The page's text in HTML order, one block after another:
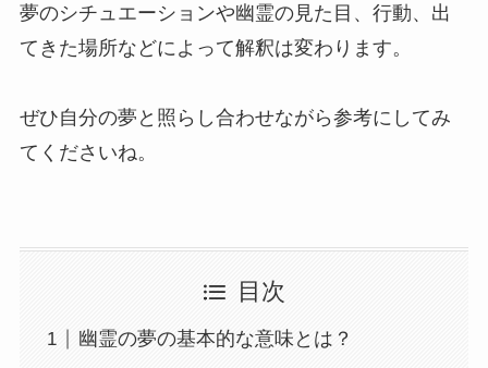
夢のシチュエーションや幽霊の見た目、行動、出
てきた場所などによって解釈は変わります。
ぜひ自分の夢と照らし合わせながら参考にしてみ
てくださいね。
目次
幽霊の夢の基本的な意味とは？